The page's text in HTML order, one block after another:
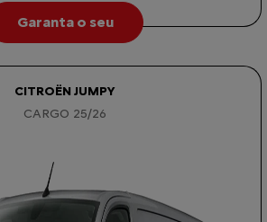
Garanta o seu
CITROËN JUMPY
CARGO 25/26